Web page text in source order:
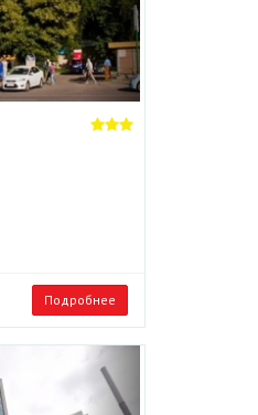
Подробнее